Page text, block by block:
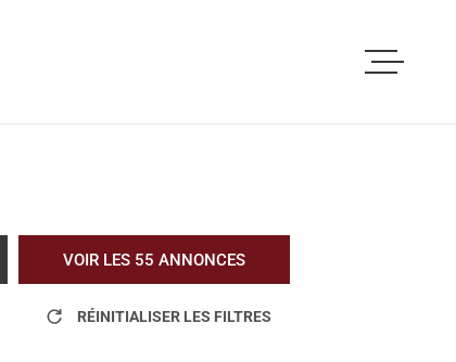
VOIR LES 55 ANNONCES
RÉINITIALISER LES FILTRES